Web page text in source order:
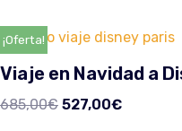
¡Oferta!
Viaje en Navidad a
685,00€ 527,00€